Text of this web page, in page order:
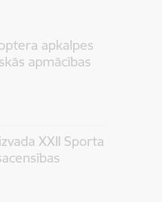
apkalpes
apmācības
XXII Sporta